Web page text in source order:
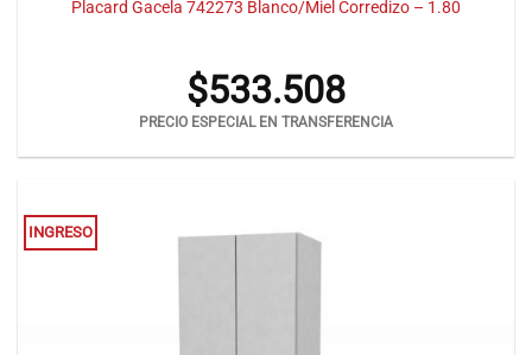
Placard Gacela 742273 Blanco/Miel Corredizo – 1.80
$533.508
PRECIO ESPECIAL EN TRANSFERENCIA
INGRESO